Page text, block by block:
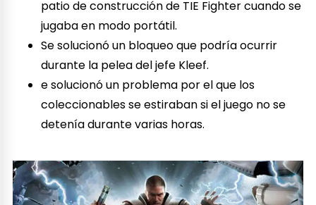
patio de construcción de TIE Fighter cuando se
jugaba en modo portátil.
Se solucionó un bloqueo que podría ocurrir
durante la pelea del jefe Kleef.
e solucionó un problema por el que los
coleccionables se estiraban si el juego no se
detenía durante varias horas.